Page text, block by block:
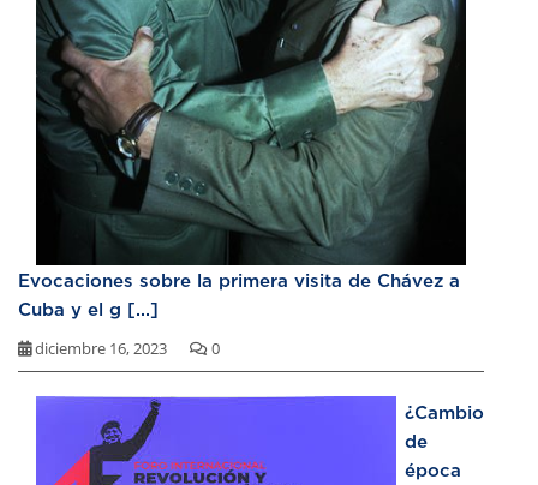
Evocaciones sobre la primera visita de Chávez a
Cuba y el g [...]
diciembre 16, 2023 0
¿Cambio
de
época